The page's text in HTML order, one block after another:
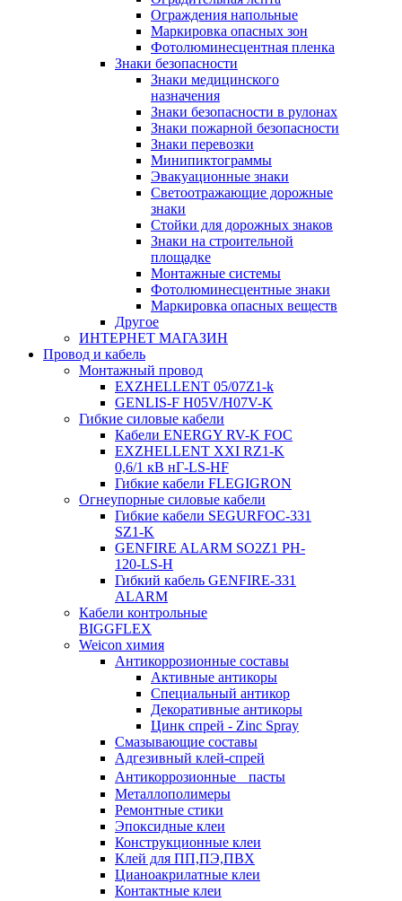
Ограждения напольные
Маркировка опасных зон
Фотолюминесцентная пленка
Знаки безопасности
Знаки медицинского
назначения
Знаки безопасности в рулонах
Знаки пожарной безопасности
Знаки перевозки
Минипиктограммы
Эвакуационные знаки
Светоотражающие дорожные
знаки
Стойки для дорожных знаков
Знаки на строительной
площадке
Монтажные системы
Фотолюминесцентные знаки
Маркировка опасных веществ
Другое
ИНТЕРНЕТ МАГАЗИН
Провод и кабель
Монтажный провод
EXZHELLENT 05/07Z1-k
GENLIS-F Н05V/H07V-K
Гибкие силовые кабели
Кабели ENERGY RV-K FOC
EXZHELLENT XXI RZ1-K
0,6/1 кВ нГ-LS-HF
Гибкие кабели FLEGIGRON
Огнеупорные силовые кабели
Гибкие кабели SEGURFOC-331
SZ1-K
GENFIRE ALARM SO2Z1 PH-
120-LS-H
Гибкий кабель GENFIRE-331
ALARM
Кабели контрольные
BIGGFLEX
Weicon химия
Антикоррозионные составы
Активные антикоры
Специальный антикор
Декоративные антикоры
Цинк спрей - Zinc Spray
Смазывающие составы
Адгезивный клей-спрей
Антикоррозионные пасты
Металлополимеры
Ремонтные стики
Эпоксидные клеи
Конструкционные клеи
Клей для ПП,ПЭ,ПВХ
Цианоакрилатные клеи
Контактные клеи